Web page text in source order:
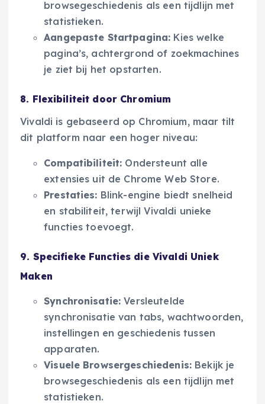
browsegeschiedenis als een tijdlijn met
statistieken.
Aangepaste Startpagina: Kies welke
pagina’s, achtergrond of zoekmachines
je ziet bij het opstarten.
8. Flexibiliteit door Chromium
Vivaldi is gebaseerd op Chromium, maar tilt
dit platform naar een hoger niveau:
Compatibiliteit: Ondersteunt alle
extensies uit de Chrome Web Store.
Prestaties: Blink-engine biedt snelheid
en stabiliteit, terwijl Vivaldi unieke
functies toevoegt.
9. Specifieke Functies die Vivaldi Uniek
Maken
Synchronisatie: Versleutelde
synchronisatie van tabs, wachtwoorden,
instellingen en geschiedenis tussen
apparaten.
Visuele Browsergeschiedenis: Bekijk je
browsegeschiedenis als een tijdlijn met
statistieken.